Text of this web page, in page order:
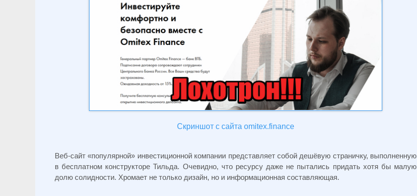
Скриншот с сайта omitex.finance
Веб-сайт «популярной» инвестиционной компании представляет собой дешёвую страничку, выполненную
в бесплатном конструкторе Тильда. Очевидно, что ресурсу даже не пытались придать хотя бы малую
долю солидности. Хромает не только дизайн, но и информационная составляющая.